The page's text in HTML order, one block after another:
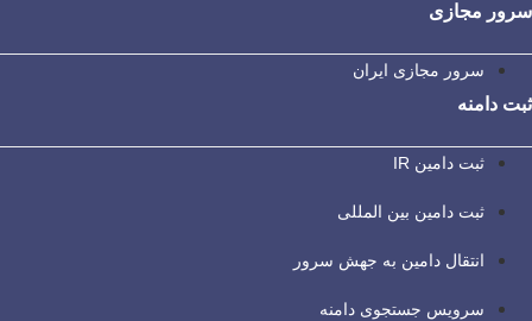
سرور مجازی
سرور مجازی ایران
ثبت دامنه
ثبت دامین IR
ثبت دامین بین المللی
انتقال دامین به جهش سرور
سرویس جستجوی دامنه